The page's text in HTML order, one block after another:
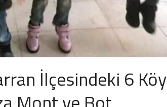
İlçesindeki 6 Köy